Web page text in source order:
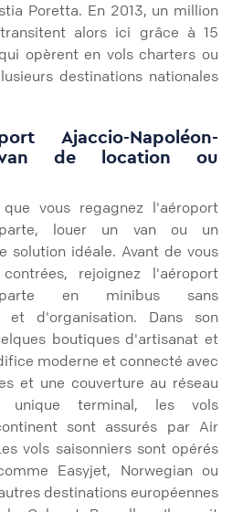
Poretta. En 2013, un million
alors ici grâce à 15
opèrent en vols charters ou
destinations nationales
Ajaccio-Napoléon-
de location ou
vous regagnez l'aéroport
louer un van ou un
solution idéale. Avant de vous
rejoignez l'aéroport
en minibus sans
d'organisation. Dans son
boutiques d'artisanat et
moderne et connecté avec
et une couverture au réseau
unique terminal, les vols
sont assurés par Air
vols saisonniers sont opérés
Easyjet, Norwegian ou
destinations européennes